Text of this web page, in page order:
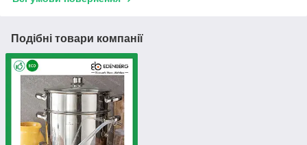
Подібні товари компанії